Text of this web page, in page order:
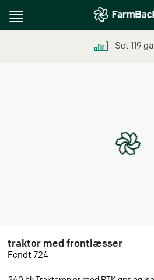
Toggle
Set 119
traktor med frontlæsser
Fendt 724